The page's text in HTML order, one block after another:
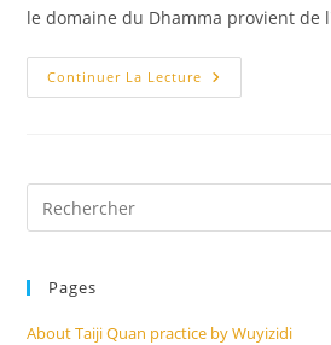
le domaine du Dhamma provient de
Continuer La Lecture Les
Yeux
Pages
About Taiji Quan practice by Wuyizidi